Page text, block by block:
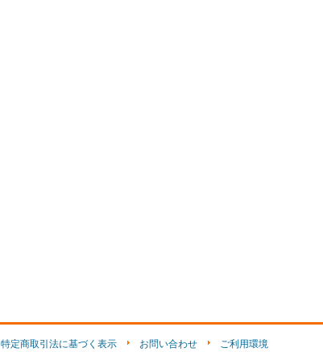
特定商取引法に基づく表示 お問い合わせ ご利用環境